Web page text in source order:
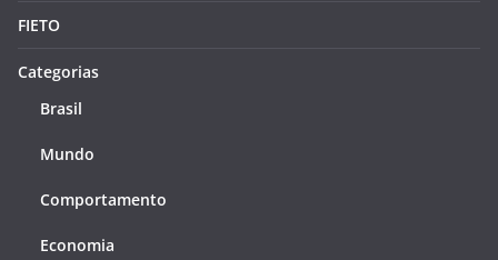
FIETO
Categorias
Brasil
Mundo
Comportamento
Economia